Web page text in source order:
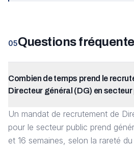
05Questions
Combien de temps prend le
Directeur général (DG) en
Un mandat de recrutement de
pour le secteur public prend
et 16 semaines, selon la rareté